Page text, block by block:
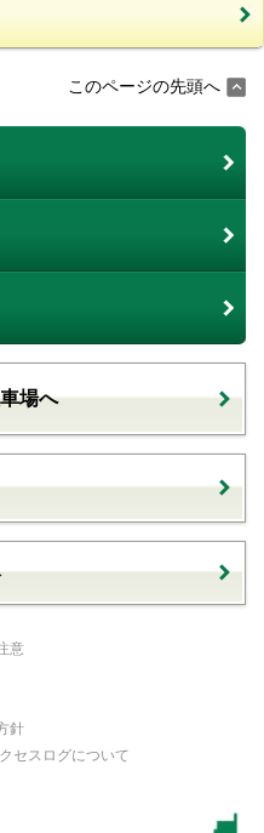
このページの先頭へ
場へ
意
針
セスログについて